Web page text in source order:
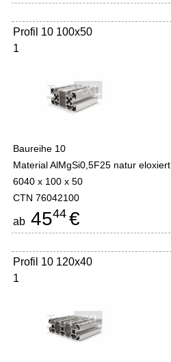
Profil 10 100x50
1
Baureihe 10
Material AlMgSi0,5F25 natur eloxiert
6040 x 100 x 50
CTN 76042100
ab 4544 €
Profil 10 120x40
1